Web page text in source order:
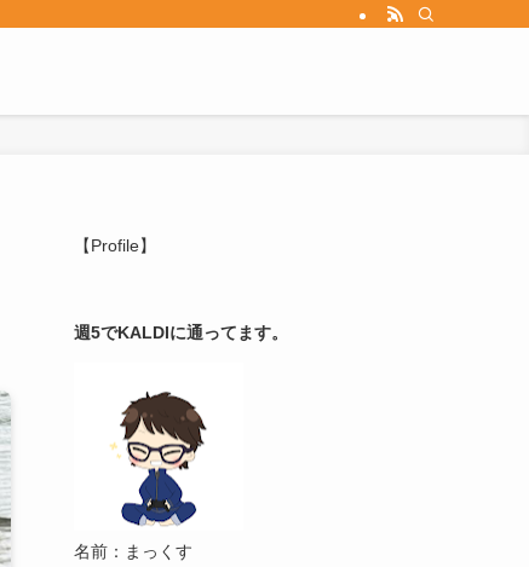
【Profile】
週5でKALDIに通ってます。
名前：まっくす